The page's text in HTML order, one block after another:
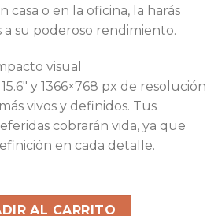
casa o en la oficina, la harás
a su poderoso rendimiento.
visual
y 1366×768 px de resolución
vivos y definidos. Tus
cobrarán vida, ya que
en cada detalle.
15API Ryzen 3 3.5Ghz 8GB 1TB
AL CARRITO